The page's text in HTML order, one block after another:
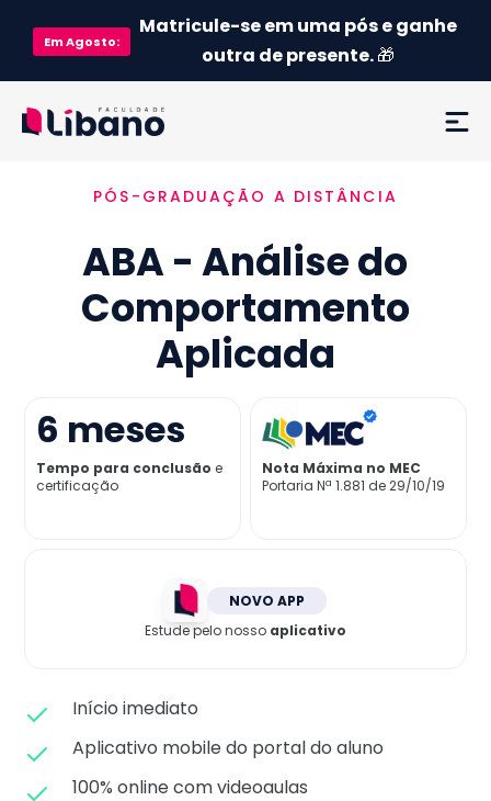
EmAgosto:
Matricule-se em uma pós e ganhe
outra de presente.🎁
Ementa
Como funciona
Credenciamento MEC
Já sou aluno
PÓS-GRADUAÇÃO A DISTÂNCIA
ABA - Análise do
Comportamento
Aplicada
6 meses
Tempo para conclusão e
certificação
Nota Máxima no MEC
Portaria Nª 1.881 de 29/10/19
NOVO APP
Estude pelo nosso aplicativo
Início imediato
Aplicativo mobile do portal do aluno
100% online com videoaulas